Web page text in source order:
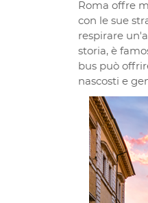
Roma offre
con le sue
respirare
storia, è
bus può
nascosti e